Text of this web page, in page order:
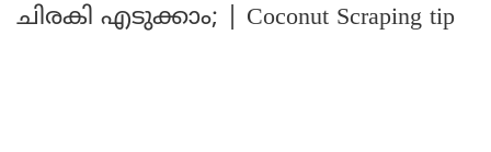
ചിരകി എടുക്കാം; | Coconut Scraping tip